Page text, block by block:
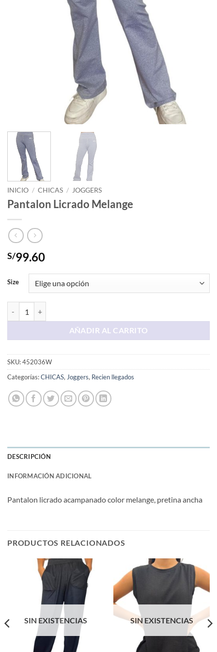
INICIO / CHICAS / JOGGERS
Pantalon Licrado Melange
S/99.60
Size
AÑADIR AL CARRITO
SKU:452036W
Categorías:CHICAS, Joggers, Recien llegados
DESCRIPCIÓN
INFORMACIÓN ADICIONAL
Pantalon licrado acampanado color melange, pretina ancha
PRODUCTOS RELACIONADOS
SIN EXISTENCIAS SIN EXISTENCIAS